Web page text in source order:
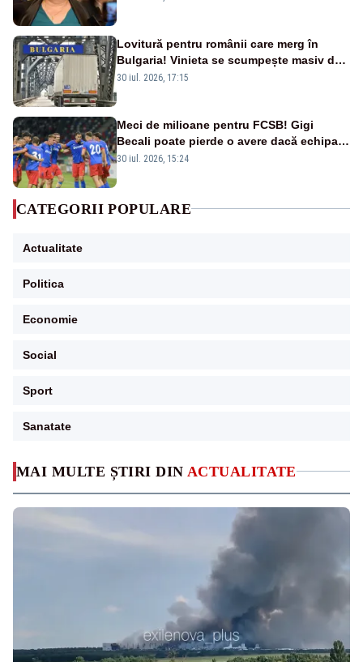
MAI MULTE ȘTIRI DIN ACTUALITATE
Lovitură pentru românii care merg în
Bulgaria! Vinieta se scumpește masiv de
la 1 august
30 iul. 2026, 17:15
Meci de milioane pentru FCSB! Gigi
Becali poate pierde o avere dacă echipa
este eliminată de FK Auda
30 iul. 2026, 15:24
CATEGORII POPULARE
Actualitate
Politica
Economie
Social
Sport
Sanatate